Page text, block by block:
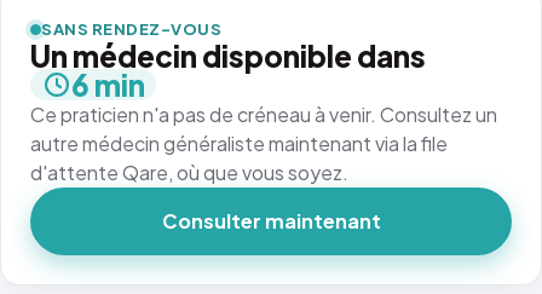
SANS RENDEZ-VOUS
Un médecin disponible dans
6 min
Ce praticien n'a pas de créneau à venir. Consultez un
autre médecin généraliste maintenant via la file
d'attente Qare, où que vous soyez.
Consulter maintenant